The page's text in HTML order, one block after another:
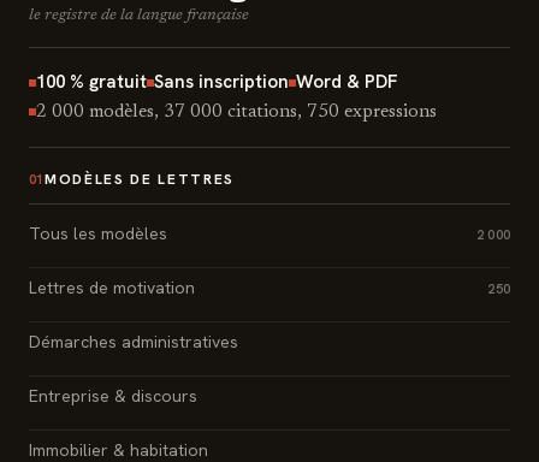
le registre de la langue française
100 % gratuit Sans inscription Word & PDF
2 000 modèles, 37 000 citations, 750 expressions
01 MODÈLES DE LETTRES
Tous les modèles 2 000
Lettres de motivation 250
Démarches administratives
Entreprise & discours
Immobilier & habitation